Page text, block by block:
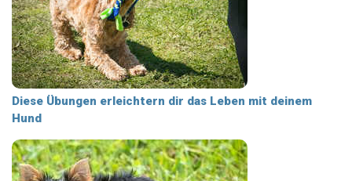
Diese Übungen erleichtern dir das Leben mit deinem
Hund